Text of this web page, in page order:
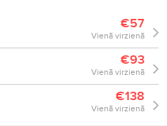
€57
Vienā virzienā
€93
Vienā virzienā
€138
Vienā virzienā